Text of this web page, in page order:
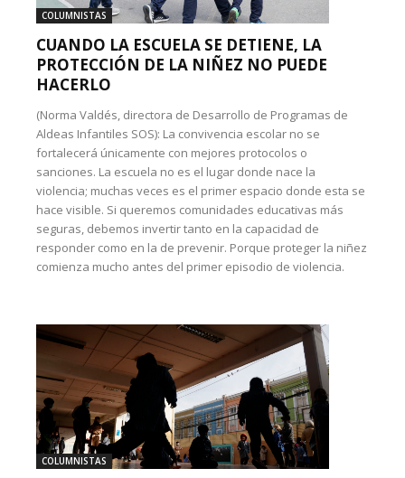
COLUMNISTAS
CUANDO LA ESCUELA SE DETIENE, LA
PROTECCIÓN DE LA NIÑEZ NO PUEDE
HACERLO
(Norma Valdés, directora de Desarrollo de Programas de
Aldeas Infantiles SOS): La convivencia escolar no se
fortalecerá únicamente con mejores protocolos o
sanciones. La escuela no es el lugar donde nace la
violencia; muchas veces es el primer espacio donde esta se
hace visible. Si queremos comunidades educativas más
seguras, debemos invertir tanto en la capacidad de
responder como en la de prevenir. Porque proteger la niñez
comienza mucho antes del primer episodio de violencia.
COLUMNISTAS